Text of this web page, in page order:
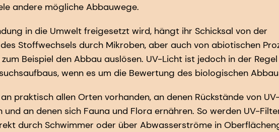
andere mögliche Abbauwege.
in die Umwelt freigesetzt wird, hängt ihr Schicksal von der
Stoffwechsels durch Mikroben, aber auch von abiotischen
Beispiel den Abbau auslösen. UV-Licht ist jedoch in der
wenn es um die Bewertung des biologischen
praktisch allen Orten vorhanden, an denen Rückstände von
an denen sich Fauna und Flora ernähren. So werden UV-
durch Schwimmer oder über Abwasserströme in